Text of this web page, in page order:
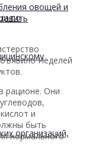
по
организаций,
овощей и
Неделей
рационе. Они
и
быть
нормального